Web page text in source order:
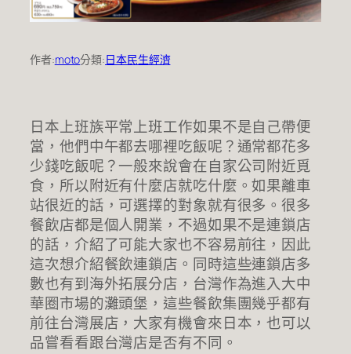
作者:moto分類:日本民生經濟
日本上班族平常上班工作如果不是自己帶便
當，他們中午都去哪裡吃飯呢？通常都花多
少錢吃飯呢？一般來說會在自家公司附近覓
食，所以附近有什麼店就吃什麼。如果離車
站很近的話，可選擇的對象就有很多。很多
餐飲店都是個人開業，不過如果不是連鎖店
的話，介紹了可能大家也不容易前往，因此
這次想介紹餐飲連鎖店。同時這些連鎖店多
數也有到海外拓展分店，台灣作為進入大中
華圈市場的灘頭堡，這些餐飲集團幾乎都有
前往台灣展店，大家有機會來日本，也可以
品嘗看看跟台灣店是否有不同。